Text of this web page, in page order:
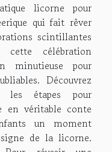
licorne pour
qui fait rêver
scintillantes
cette célébration
minutieuse pour
Découvrez
étapes pour
en véritable conte
un moment
de la licorne.